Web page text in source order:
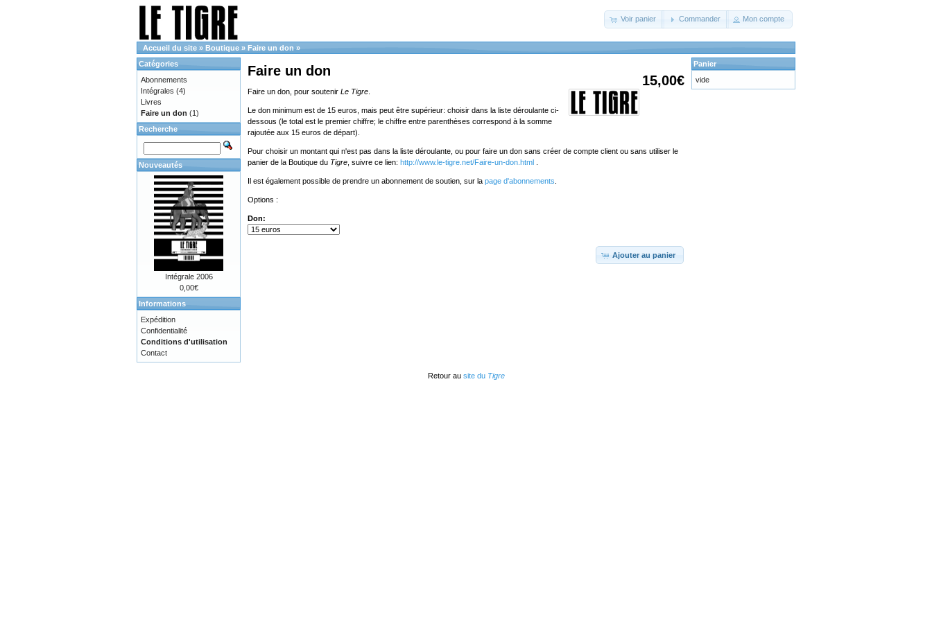
Voir panier Commander Mon compte
Accueil du site » Boutique » Faire un don »
15,00€
Faire un don
Faire un don, pour soutenir Le Tigre
Le don minimum est de 15 euros, mais peut être supérieur: choisir dans la liste déroulante ci-
dessous (le total est le premier chiffre; le chiffre entre parenthèses correspond à la somme
rajoutée aux 15 euros de départ).
Pour choisir un montant qui n'est pas dans la liste déroulante, ou pour faire un don sans créer de compte client ou sans utiliser le
panier de la Boutique du Tigre , suivre ce lien: http://www.le-tigre.net/Faire-un-don.html
Il est également possible de prendre un abonnement de soutien, sur la page d'abonnements
Options :
Don:
Ajouter au panier
Catégories
Abonnements
Intégrales (4)
Livres
Faire un don (1)
Recherche
Nouveautés
Intégrale 2006
0,00€
Informations
Expédition
Confidentialité
Conditions d'utilisation
Contact
Panier
vide
Retour au site du Tigre